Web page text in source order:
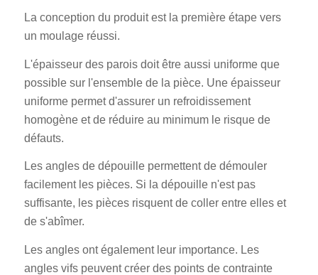
La conception du produit est la première étape vers
un moulage réussi.
L'épaisseur des parois doit être aussi uniforme que
possible sur l'ensemble de la pièce. Une épaisseur
uniforme permet d'assurer un refroidissement
homogène et de réduire au minimum le risque de
défauts.
Les angles de dépouille permettent de démouler
facilement les pièces. Si la dépouille n'est pas
suffisante, les pièces risquent de coller entre elles et
de s'abîmer.
Les angles ont également leur importance. Les
angles vifs peuvent créer des points de contrainte